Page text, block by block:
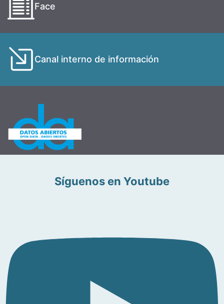
Face
Canal interno de información
Síguenos en Youtube